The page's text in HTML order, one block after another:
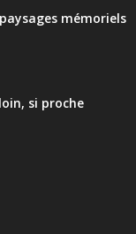
mémoriels
si proche